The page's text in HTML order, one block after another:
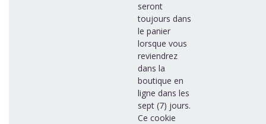
seront
toujours dans
le panier
lorsque vous
reviendrez
dans la
boutique en
ligne dans les
sept (7) jours.
Ce cookie